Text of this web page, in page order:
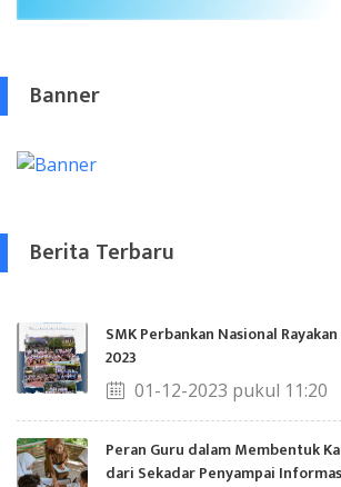
Banner
Berita Terbaru
SMK Perbankan Nasional
2023
01-12-2023 pukul 11:20
Peran Guru dalam Membentuk
dari Sekadar Penyampai